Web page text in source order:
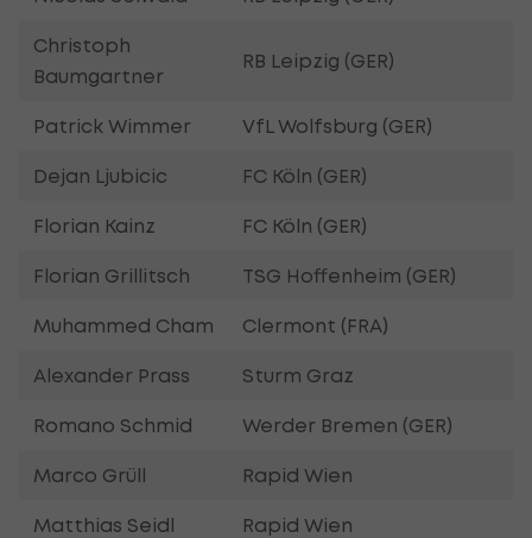
Christoph
Baumgartner
RB Leipzig (GER)
Patrick Wimmer VfL Wolfsburg (GER)
Dejan Ljubicic FC Köln (GER)
Florian Kainz FC Köln (GER)
Florian Grillitsch TSG Hoffenheim (GER)
Muhammed Cham Clermont (FRA)
Alexander Prass Sturm Graz
Romano Schmid Werder Bremen (GER)
Marco Grüll Rapid Wien
Matthias Seidl Rapid Wien